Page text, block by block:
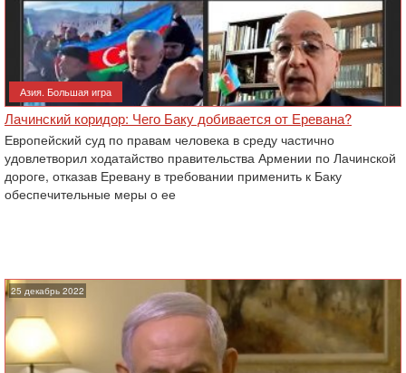
Азия. Большая игра
Лачинский коридор: Чего Баку добивается от Еревана?
Европейский суд по правам человека в среду частично
удовлетворил ходатайство правительства Армении по Лачинской
дороге, отказав Еревану в требовании применить к Баку
обеспечительные меры о ее
25 декабрь 2022